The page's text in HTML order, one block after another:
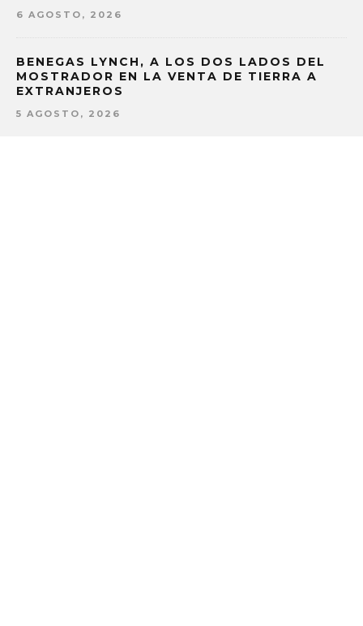
6 AGOSTO, 2026
BENEGAS LYNCH, A LOS DOS LADOS DEL
MOSTRADOR EN LA VENTA DE TIERRA A
EXTRANJEROS
5 AGOSTO, 2026